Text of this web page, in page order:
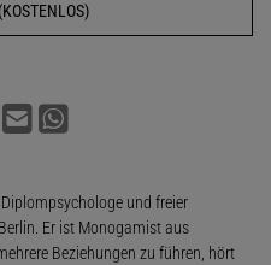
und freier
Er ist Monogamist aus
Beziehungen zu führen, hört